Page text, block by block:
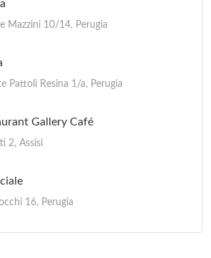
Mazzini 10/14, Perugia
Pattoli Resina 1/a, Perugia
Gallery Café
2, Assisi
16, Perugia